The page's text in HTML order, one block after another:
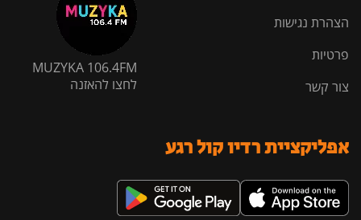
הצהרת נגישות
פרטיות
צור קשר
MUZYKA 106.4FM
לחצו להאזנה
אפליקציית רדיו קול רגע